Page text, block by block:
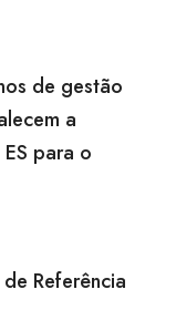
de gestão
a
para o
Referência